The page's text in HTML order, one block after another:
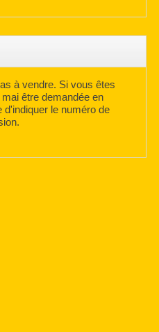
à vendre. Si vous êtes
être demandée en
d'indiquer le numéro de